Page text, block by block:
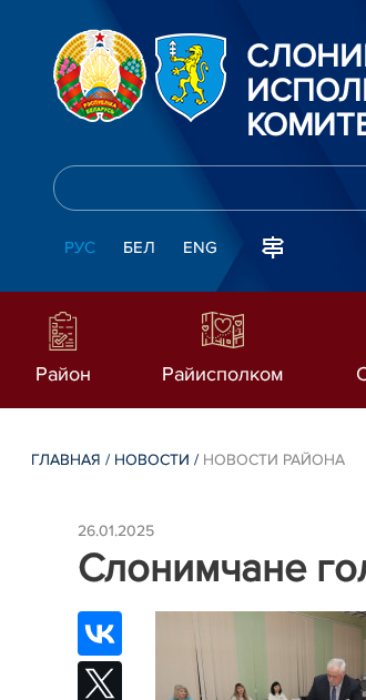
РУС БЕЛ ENG
Район Райисполком
ГЛАВНАЯ / НОВОСТИ / НОВОСТИ РАЙОНА
26.01.2025
Слонимчане